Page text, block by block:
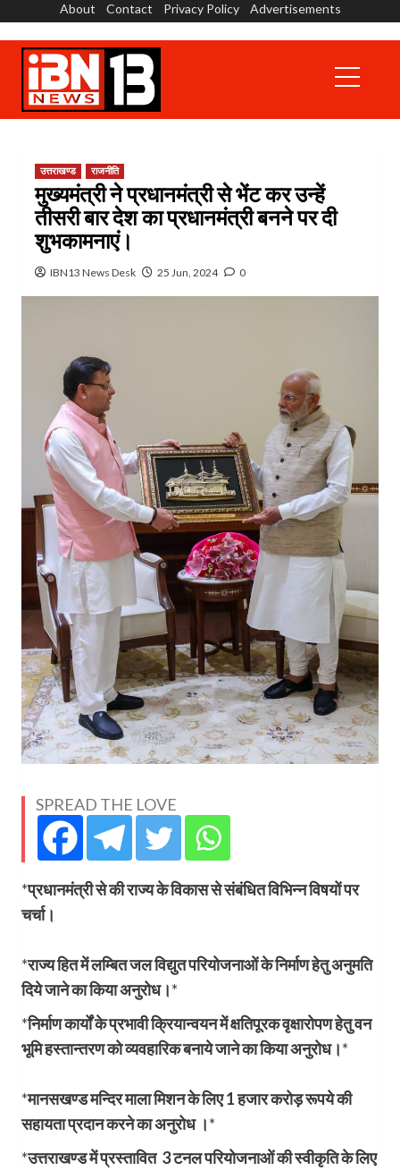
content
About Contact Privacy Policy Advertisements
Menu
उत्तराखण्ड राजनीति
मुख्यमंत्री ने प्रधानमंत्री से भेंट कर उन्हें
तीसरी बार देश का प्रधानमंत्री बनने पर दी
शुभकामनाएं।
IBN13 News Desk 25 Jun, 2024 0
SPREAD THE LOVE
*प्रधानमंत्री से की राज्य के विकास से संबंधित विभिन्न विषयों पर
चर्चा।
*राज्य हित में लम्बित जल विद्युत परियोजनाओं के निर्माण हेतु अनुमति
दिये जाने का किया अनुरोध।*
*निर्माण कार्यों के प्रभावी क्रियान्वयन में क्षतिपूरक वृक्षारोपण हेतु वन
भूमि हस्तान्तरण को व्यवहारिक बनाये जाने का किया अनुरोध।*
*मानसखण्ड मन्दिर माला मिशन के लिए 1 हजार करोड़ रूपये की
सहायता प्रदान करने का अनुरोध ।*
*उत्तराखण्ड में प्रस्तावित 3 टनल परियोजनाओं की स्वीकृति के लिए